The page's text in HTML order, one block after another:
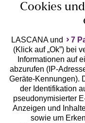
Geprüfte
Unsere Apps
Cookies
LASCANA und 7
(Klick auf „Ok”) bei
Informationen auf
abzurufen (IP-
Geräte-Kennungen).
der Identifikation
pseudonymisierter
Anzeigen und
sowie um